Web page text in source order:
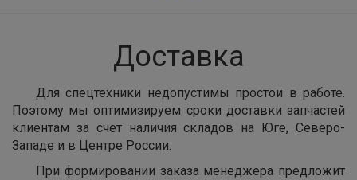
Доставка
Для спецтехники недопустимы простои в работе.
Поэтому мы оптимизируем сроки доставки запчастей
клиентам за счет наличия складов на Юге, Северо-
Западе и в Центре России.
При формировании заказа менеджера предложит